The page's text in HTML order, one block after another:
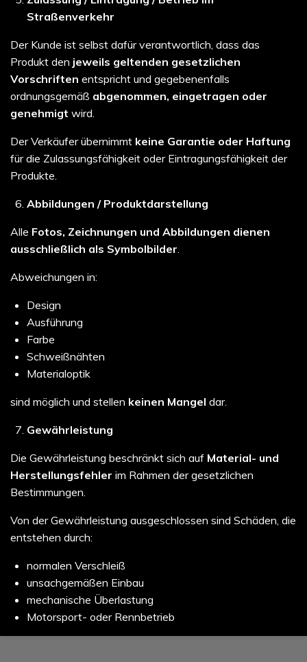
Straßenverkehr
Der Kunde ist selbst dafür verantwortlich, dass das
Produkt den jeweils geltenden gesetzlichen
Vorschriften entspricht und gegebenenfalls
ordnungsgemäß abgenommen, eingetragen oder
genehmigt wird.
Der Verkäufer übernimmt keine Garantie oder Haftung
für die Zulassungsfähigkeit oder Eintragungsfähigkeit der
Produkte.
Abbildungen / Produktdarstellung
Alle Fotos, Zeichnungen und Abbildungen dienen
ausschließlich als Symbolbilder.
Abweichungen in:
Design
Ausführung
Farbe
Schweißnähten
Materialoptik
sind möglich und stellen keinen Mangel dar.
Gewährleistung
Die Gewährleistung beschränkt sich auf Material- und
Herstellungsfehler im Rahmen der gesetzlichen
Bestimmungen.
Von der Gewährleistung ausgeschlossen sind Schäden, die
entstehen durch:
normalen Verschleiß
unsachgemäßen Einbau
mechanische Überlastung
Motorsport- oder Rennbetrieb